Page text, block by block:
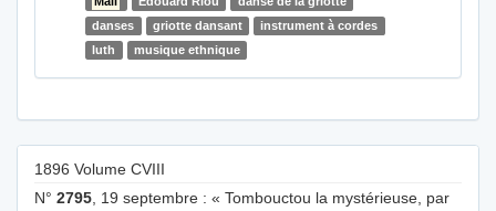
danses
griotte dansant
instrument à cordes
luth
musique ethnique
1896 Volume CVIII
N° 2795 , 19 septembre : « Tombouctou la mystérieuse, par